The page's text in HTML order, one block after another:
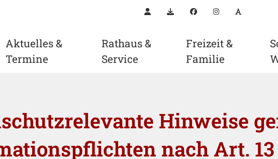
KontaktDownloadsFacebookInstagram
Aktuelles &
Termine
Rathaus &
Service
Freizeit &
Familie
Hinweise
nach Art. 13